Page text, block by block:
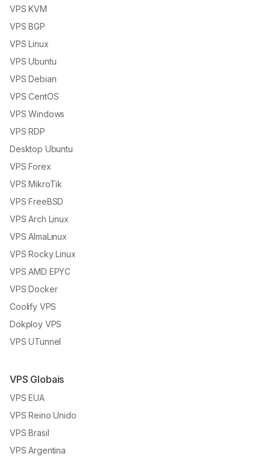
VPS KVM
VPS BGP
VPS Linux
VPS Ubuntu
VPS Debian
VPS CentOS
VPS Windows
VPS RDP
Desktop Ubuntu
VPS Forex
VPS MikroTik
VPS FreeBSD
VPS Arch Linux
VPS AlmaLinux
VPS Rocky Linux
VPS AMD EPYC
VPS Docker
Coolify VPS
Dokploy VPS
VPS UTunnel
VPS Globais
VPS EUA
VPS Reino Unido
VPS Brasil
VPS Argentina